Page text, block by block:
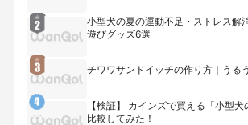
小型犬の夏の運動不足・ストレス解
遊びグッズ6選
チワワサンドイッチの作り方｜うる
【検証】 カインズで買える「小型
比較してみた！